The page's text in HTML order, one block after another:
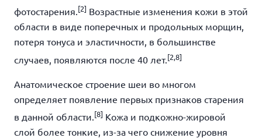
фотостарения. [2] Возрастные изменения кожи в этой
области в виде поперечных и продольных морщин,
потеря тонуса и эластичности, в большинстве
случаев, появляются после 40 лет. [2,8]
Анатомическое строение шеи во многом
определяет появление первых признаков старения
в данной области.[8] Кожа и подкожно-жировой
слой более тонкие, из-за чего снижение уровня